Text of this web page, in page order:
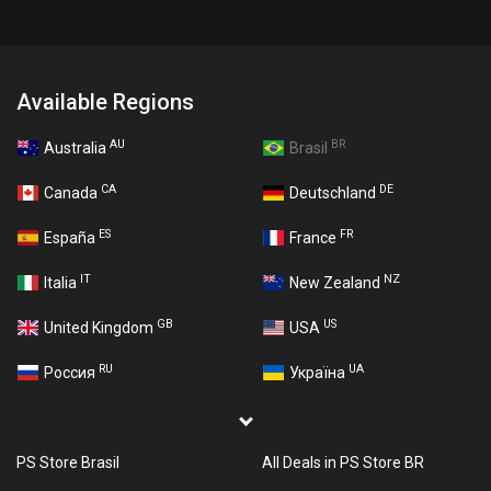
Available Regions
Australia AU Brasil BR
Canada CA Deutschland DE
España ES France FR
Italia IT New Zealand NZ
United Kingdom GB USA US
Россия RU Україна UA
PS Store Brasil All Deals in PS Store BR